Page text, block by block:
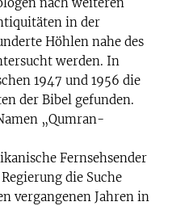
in der
Höhlen nahe des
werden. In
1947 und 1956 die
der Bibel gefunden.
„Qumran-
Fernsehsender
die Suche
vergangenen Jahren in